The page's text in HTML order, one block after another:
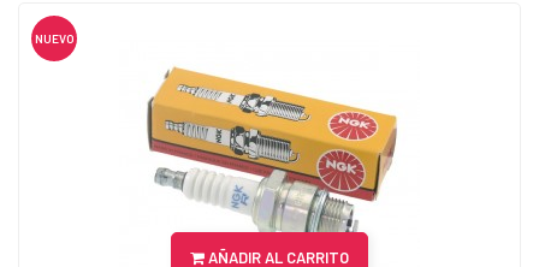
NUEVO
AÑADIR AL CARRITO